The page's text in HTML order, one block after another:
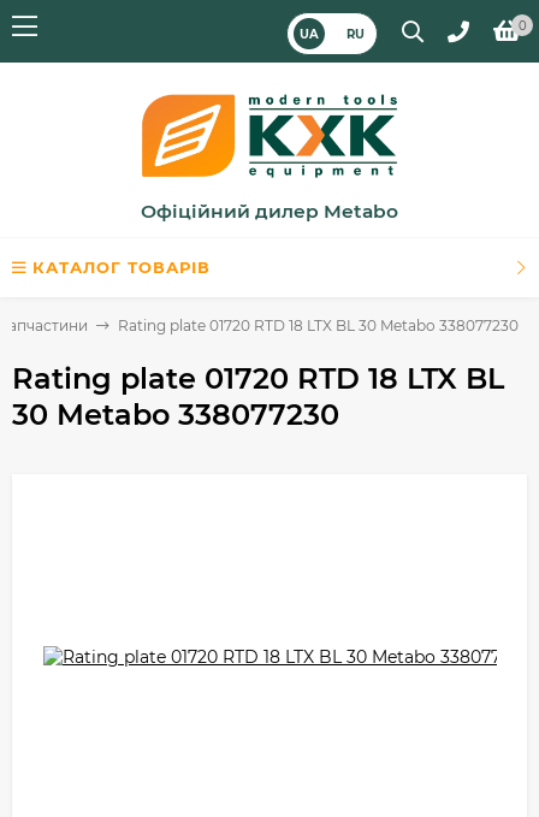
UA RU
0
Офіційний дилер Metabo
КАТАЛОГ ТОВАРІВ
Запчастини Rating plate 01720 RTD 18 LTX BL 30 Metabo 338077230
Rating plate 01720 RTD 18 LTX BL
30 Metabo 338077230